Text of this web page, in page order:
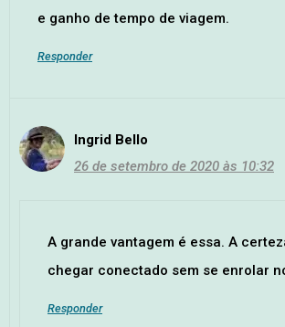
e ganho de tempo de viagem.
Responder
Ingrid Bello
26 de setembro de 2020 às 10:32
A grande vantagem é essa. A
chegar conectado sem se enrolar
Responder